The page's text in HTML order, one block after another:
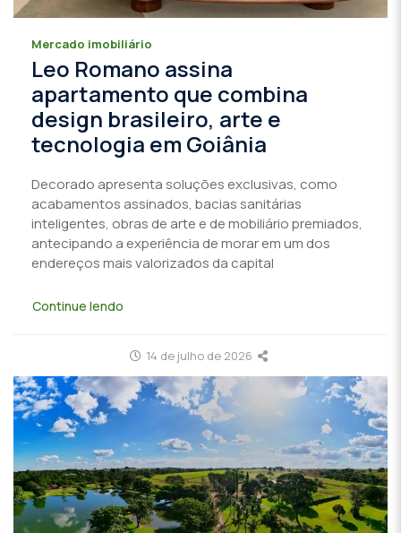
Mercado imobiliário
Leo Romano assina
apartamento que combina
design brasileiro, arte e
tecnologia em Goiânia
Decorado apresenta soluções exclusivas, como
acabamentos assinados, bacias sanitárias
inteligentes, obras de arte e de mobiliário premiados,
antecipando a experiência de morar em um dos
endereços mais valorizados da capital
Continue lendo
14 de julho de 2026